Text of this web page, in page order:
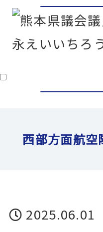
政策・想い
活動報告
西部方面航空
2025.06.01